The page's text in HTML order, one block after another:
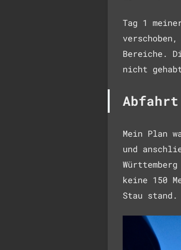
Tag 1
Bereiche.
nicht
Mein Plan
und
keine 150
Stau stand.